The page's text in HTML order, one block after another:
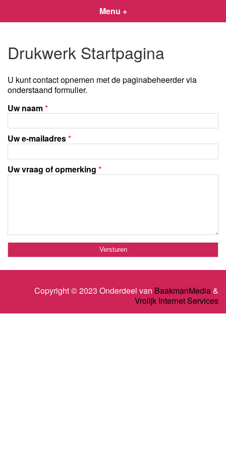
Menu +
Drukwerk Startpagina
U kunt contact opnemen met de paginabeheerder via
onderstaand formulier.
Uw naam*
Uw e-mailadres*
Uw vraag of opmerking *
Copyright © 2023 Onderdeel van BaakmanMedia&
Vrolijk Internet Services